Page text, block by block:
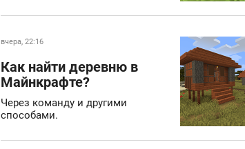
вчера, 22:16
Как найти деревню в
Майнкрафте?
Через команду и другими
способами.